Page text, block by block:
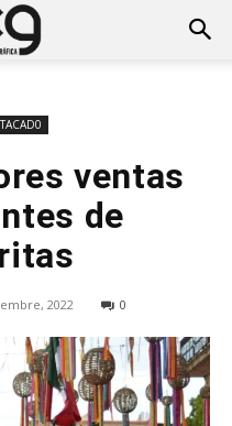
ventas
de
2022 0